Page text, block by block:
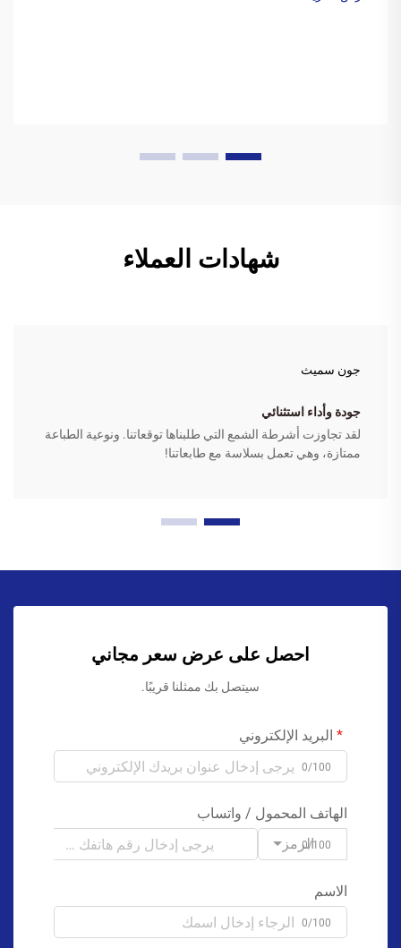
شهادات العملاء
جون سميث
جودة وأداء استثنائي
لقد تجاوزت أشرطة الشمع التي طلبناها توقعاتنا. ونوعية الطباعة
ممتازة، وهي تعمل بسلاسة مع طابعاتنا!
احصل على عرض سعر مجاني
سيتصل بك ممثلنا قريبًا.
البريد الإلكتروني
0/100
الهاتف المحمول / واتساب
الرمز0/100
الاسم
0/100